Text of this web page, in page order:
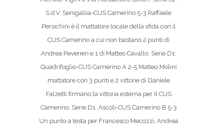
S.d.V. Senigallia-CUS Camerino 5-3 Raffaele
Persichini è il mattatore locale della sfida con il
CUS Camerino a cui non bastano 2 punti di
Andrea Peverieri e 1 di Matteo Cavallo. Serie D1:
Quadrifoglio-CUS Camerino A 2-5 Matteo Molini
mattatore con 3 punti e 2 vittorie di Daniele
Falzetti firmano la vittoria esterna per il CUS
Camerino. Serie D1: Ascoli-CUS Camerino B 5-3
Un punto a testa per Francesco Mecozzi, Andrea